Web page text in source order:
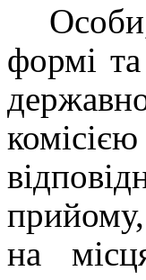
формі
на